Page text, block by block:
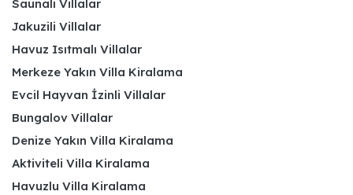
Saunalı Villalar
Jakuzili Villalar
Havuz Isıtmalı Villalar
Merkeze Yakın Villa Kiralama
Evcil Hayvan İzinli Villalar
Bungalov Villalar
Denize Yakın Villa Kiralama
Aktiviteli Villa Kiralama
Havuzlu Villa Kiralama